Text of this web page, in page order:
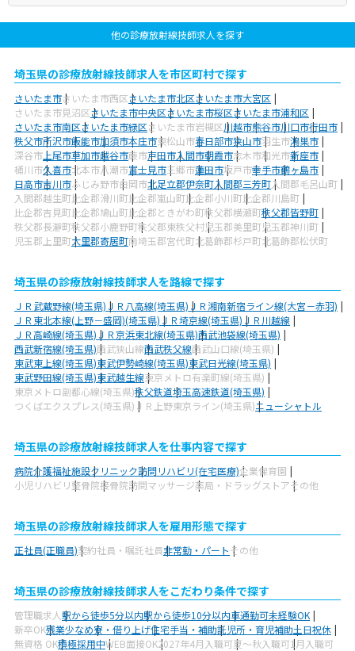
他の診療放射線技師求人を探す
埼玉県の診療放射線技師求人を市区町村で探す
さいたま市さいたま市西区さいたま市北区さいたま市大宮区
さいたま市見沼区さいたま市中央区さいたま市桜区さいたま市浦和区
さいたま市南区さいたま市緑区さいたま市岩槻区川越市熊谷市川口市行田市
秩父市所沢市飯能市加須市本庄市東松山市春日部市狭山市羽生市鴻巣市
深谷市 上尾市草加市越谷市蕨市戸田市入間市朝霞市志木市和光市新座市
桶川市久喜市北本市八潮市富士見市三郷市蓮田市坂戸市幸手市鶴ヶ島市
日高市吉川市ふじみ野市白岡市北足立郡伊奈町入間郡三芳町入間郡毛呂山町
入間郡越生町比企郡滑川町比企郡嵐山町比企郡小川町比企郡川島町
比企郡吉見町比企郡鳩山町比企郡ときがわ町秩父郡横瀬町秩父郡皆野町
秩父郡長瀞町秩父郡小鹿野町秩父郡東秩父村児玉郡美里町児玉郡神川町
児玉郡上里町大里郡寄居町南埼玉郡宮代町北葛飾郡杉戸町北葛飾郡松伏町
埼玉県の診療放射線技師求人を路線で探す
ＪＲ武蔵野線(埼玉県)ＪＲ八高線(埼玉県)ＪＲ湘南新宿ライン線(大宮－赤羽)
ＪＲ東北本線(上野－盛岡)(埼玉県)ＪＲ埼京線(埼玉県)ＪＲ川越線
ＪＲ高崎線(埼玉県)ＪＲ京浜東北線(埼玉県)西武池袋線(埼玉県)
西武新宿線(埼玉県)西武狭山線西武秩父線西武山口線(埼玉県)
東武東上線(埼玉県)東武伊勢崎線(埼玉県)東武日光線(埼玉県)
東武野田線(埼玉県)東武越生線東京メトロ有楽町線(埼玉県)
東京メトロ副都心線(埼玉県)秩父鉄道埼玉高速鉄道(埼玉県)
つくばエクスプレス(埼玉県) ＪＲ上野東京ライン(埼玉県)ニューシャトル
埼玉県の診療放射線技師求人を仕事内容で探す
病院介護福祉施設クリニック訪問リハビリ(在宅医療)企業保育園
小児リハビリ整骨院接骨院訪問マッサージ薬局・ドラッグストアその他
埼玉県の診療放射線技師求人を雇用形態で探す
正社員(正職員)契約社員・嘱託社員非常勤・パートその他
埼玉県の診療放射線技師求人をこだわり条件で探す
管理職求人駅から徒歩5分以内駅から徒歩10分以内車通勤可未経験OK
新卒OK残業少なめ寮・借り上げ住宅手当・補助託児所・育児補助土日祝休
無資格 OK積極採用中WEB面接OK2027年4月入職可夏～秋入職可1月入職可